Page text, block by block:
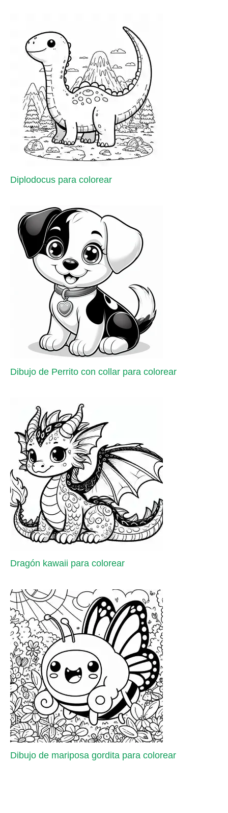
Diplodocus para colorear
Dibujo de Perrito con collar para colorear
Dragón kawaii para colorear
Dibujo de mariposa gordita para colorear